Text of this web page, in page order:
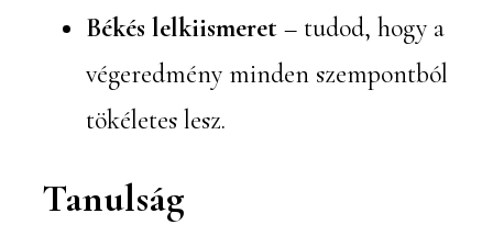
Békés lelkiismeret – tudod, hogy a
végeredmény minden szempontból
tökéletes lesz.
Tanulság